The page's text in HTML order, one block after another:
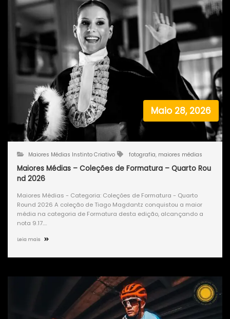
Maio 28, 2026
Maiores Médias Instinto Criativo fotografia, maiores médias
Maiores Médias – Coleções de Formatura – Quarto Rou
nd 2026
Maiores Médias - Categoria: Coleções de Formatura - Quarto
Round 2026 A coleção de Tiago Magdantz conquistou a maior
média na categoria de Formatura desta edição, alcançando a
nota 9.17.…
Leia mais